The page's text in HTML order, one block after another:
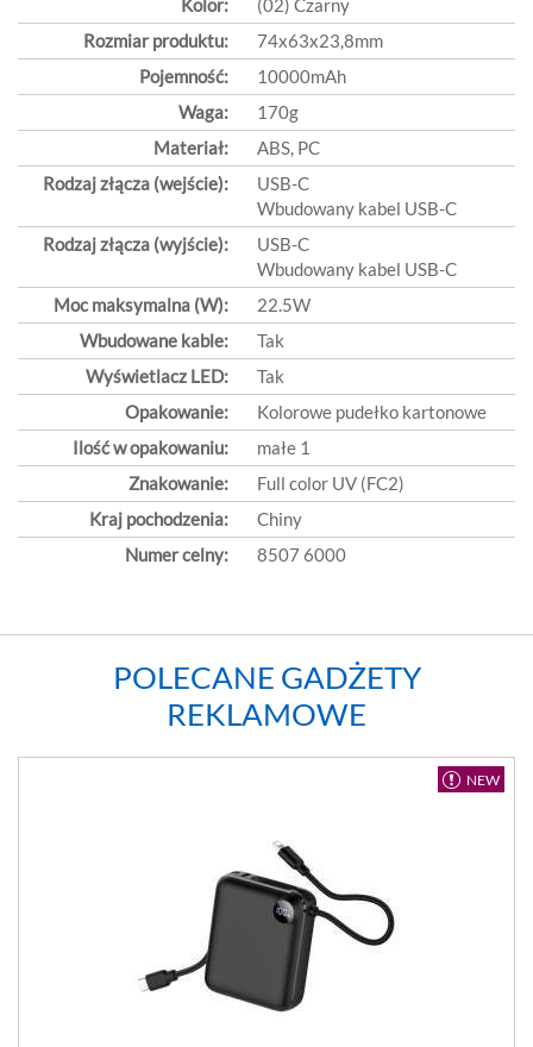
Kolor:
(02) Czarny
Rozmiar produktu:
74x63x23,8mm
Pojemność:
10000mAh
Waga:
170g
Materiał:
ABS, PC
Rodzaj złącza (wejście):
USB-C
Wbudowany kabel USB-C
Rodzaj złącza (wyjście):
USB-C
Wbudowany kabel USB-C
Moc maksymalna (W):
22.5W
Wbudowane kable:
Tak
Wyświetlacz LED:
Tak
Opakowanie:
Kolorowe pudełko kartonowe
Ilość w opakowaniu:
małe 1
Znakowanie:
Full color UV (FC2)
Kraj pochodzenia:
Chiny
Numer celny:
8507 6000
POLECANE GADŻETY
REKLAMOWE
NEW